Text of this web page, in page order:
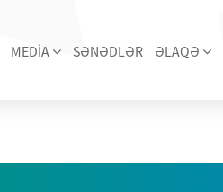
MEDİA SƏNƏDLƏR ƏLAQƏ